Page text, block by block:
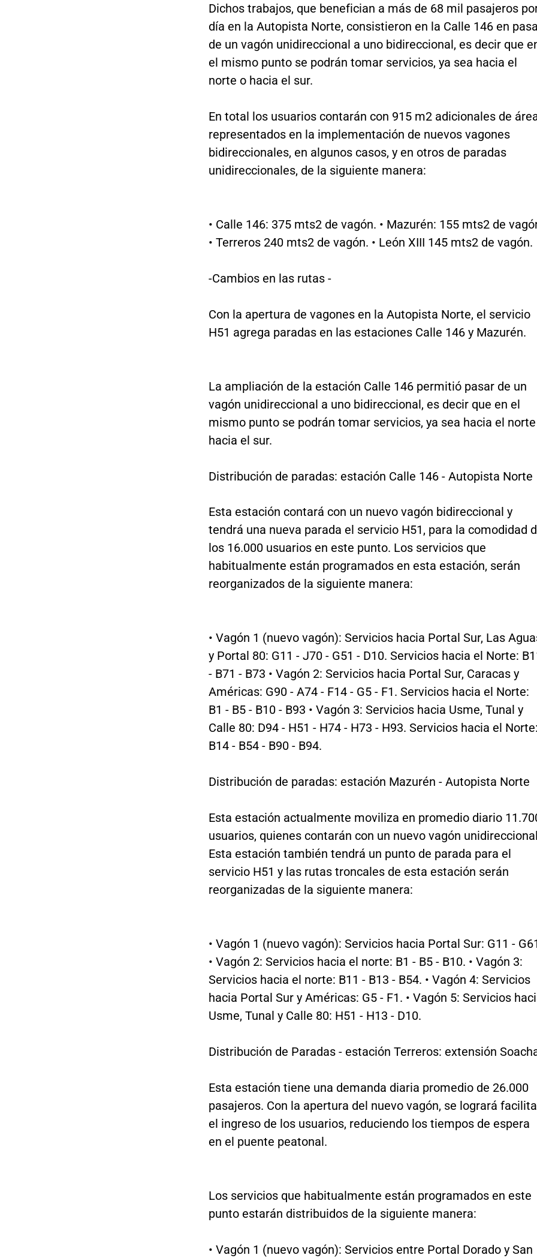
Dichos trabajos, que benefician a más de 68 mil pasajeros
día en la Autopista Norte, consistieron en la Calle 146 en
de un vagón unidireccional a uno bidireccional, es decir que
el mismo punto se podrán tomar servicios, ya sea hacia el
norte o hacia el sur.
En total los usuarios contarán con 915 m2 adicionales de
representados en la implementación de nuevos vagones
bidireccionales, en algunos casos, y en otros de paradas
unidireccionales, de la siguiente manera:
• Calle 146: 375 mts2 de vagón. • Mazurén: 155 mts2 de
• Terreros 240 mts2 de vagón. • León XIII 145 mts2 de vagón.
-Cambios en las rutas -
Con la apertura de vagones en la Autopista Norte, el servicio
H51 agrega paradas en las estaciones Calle 146 y Mazurén.
La ampliación de la estación Calle 146 permitió pasar de un
vagón unidireccional a uno bidireccional, es decir que en el
mismo punto se podrán tomar servicios, ya sea hacia el
hacia el sur.
Distribución de paradas: estación Calle 146 - Autopista Norte
Esta estación contará con un nuevo vagón bidireccional y
tendrá una nueva parada el servicio H51, para la comodidad
los 16.000 usuarios en este punto. Los servicios que
habitualmente están programados en esta estación, serán
reorganizados de la siguiente manera:
• Vagón 1 (nuevo vagón): Servicios hacia Portal Sur, Las
y Portal 80: G11 - J70 - G51 - D10. Servicios hacia el Norte:
- B71 - B73 • Vagón 2: Servicios hacia Portal Sur, Caracas y
Américas: G90 - A74 - F14 - G5 - F1. Servicios hacia el Norte:
B1 - B5 - B10 - B93 • Vagón 3: Servicios hacia Usme, Tunal y
Calle 80: D94 - H51 - H74 - H73 - H93. Servicios hacia el Norte:
B14 - B54 - B90 - B94.
Distribución de paradas: estación Mazurén - Autopista Norte
Esta estación actualmente moviliza en promedio diario
usuarios, quienes contarán con un nuevo vagón
Esta estación también tendrá un punto de parada para el
servicio H51 y las rutas troncales de esta estación serán
reorganizadas de la siguiente manera:
• Vagón 1 (nuevo vagón): Servicios hacia Portal Sur: G11 -
• Vagón 2: Servicios hacia el norte: B1 - B5 - B10. • Vagón 3:
Servicios hacia el norte: B11 - B13 - B54. • Vagón 4: Servicios
hacia Portal Sur y Américas: G5 - F1. • Vagón 5: Servicios
Usme, Tunal y Calle 80: H51 - H13 - D10.
Distribución de Paradas - estación Terreros: extensión
Esta estación tiene una demanda diaria promedio de 26.000
pasajeros. Con la apertura del nuevo vagón, se logrará
el ingreso de los usuarios, reduciendo los tiempos de espera
en el puente peatonal.
Los servicios que habitualmente están programados en este
punto estarán distribuidos de la siguiente manera:
• Vagón 1 (nuevo vagón): Servicios entre Portal Dorado y San